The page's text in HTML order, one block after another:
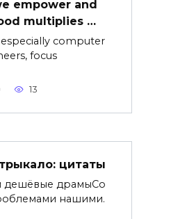
empower and
multiplies …
computer
focus
13
цитаты
дешёвые драмыСо
нашими.